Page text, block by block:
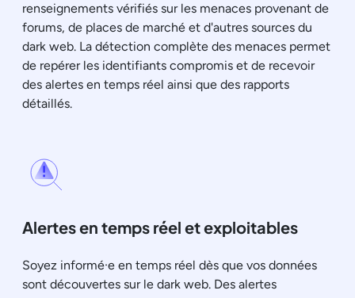
renseignements vérifiés sur les menaces provenant de
forums, de places de marché et d'autres sources du
dark web. La détection complète des menaces permet
de repérer les identifiants compromis et de recevoir
des alertes en temps réel ainsi que des rapports
détaillés.
Alertes en temps réel et exploitables
Soyez informé·e en temps réel dès que vos données
sont découvertes sur le dark web. Des alertes